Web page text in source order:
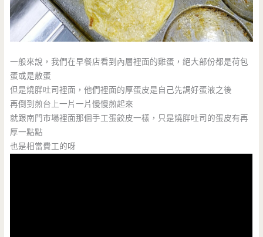
一般來說，我們在早餐店看到內層裡面的雞蛋，絕大部份都是荷包
蛋或是散蛋
但是燒胖吐司裡面，他們裡面的厚蛋皮是自己先調好蛋液之後
再倒到煎台上一片一片慢慢煎起來
就跟南門市場裡面那個手工蛋餃皮一樣，只是燒胖吐司的蛋皮有再
厚一點點
也是相當費工的呀